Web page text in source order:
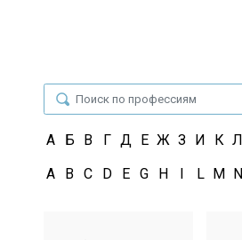
А Б В Г Д Е Ж З И К Л
A
B C D E G H L M N